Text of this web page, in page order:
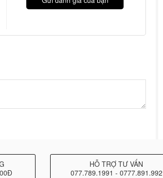
HỖ TRỢ TƯ VẤN
077.789.1991 - 0777.891.992